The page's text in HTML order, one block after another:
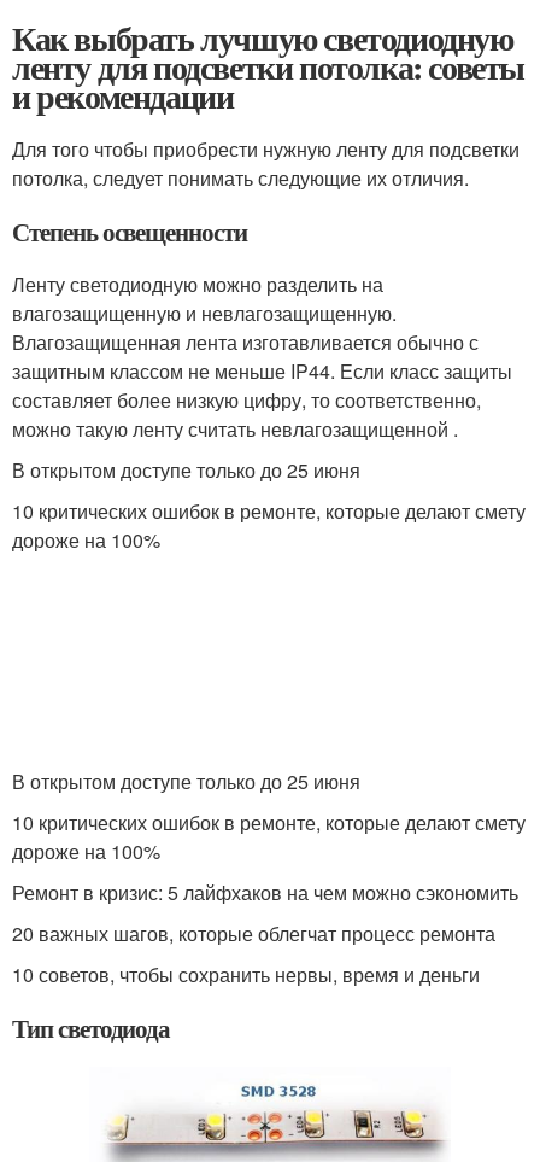
Как выбрать лучшую светодиодную
ленту для подсветки потолка: советы
и рекомендации
Для того чтобы приобрести нужную ленту для подсветки
потолка, следует понимать следующие их отличия.
Степень освещенности
Ленту светодиодную можно разделить на
влагозащищенную и невлагозащищенную.
Влагозащищенная лента изготавливается обычно с
защитным классом не меньше IP44. Если класс защиты
составляет более низкую цифру, то соответственно,
можно такую ленту считать невлагозащищенной .
В открытом доступе только до 25 июня
10 критических ошибок в ремонте, которые делают смету
дороже на 100%
В открытом доступе только до 25 июня
10 критических ошибок в ремонте, которые делают смету
дороже на 100%
Ремонт в кризис: 5 лайфхаков на чем можно сэкономить
20 важных шагов, которые облегчат процесс ремонта
10 советов, чтобы сохранить нервы, время и деньги
Тип светодиода